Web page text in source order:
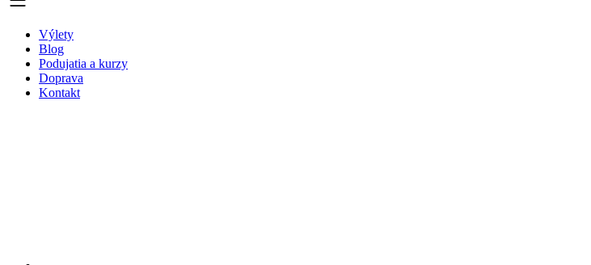
Výlety
Blog
Podujatia a kurzy
Doprava
Kontakt